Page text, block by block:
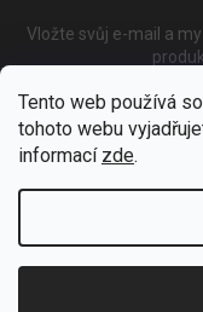
Tento web používá
tohoto webu
informací zde.
Vložte svůj e-mail a
Vložením e-mailu